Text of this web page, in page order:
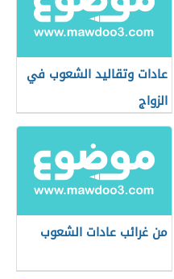
عادات وتقاليد الشعوب في
الزواج
من غرائب عادات الشعوب